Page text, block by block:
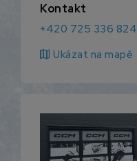
Kontakt
+420 725 336 824
map Ukázat na mapě